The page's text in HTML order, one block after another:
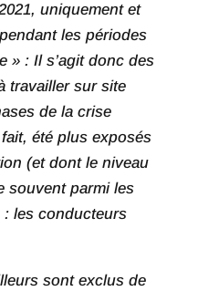
uniquement et
les périodes
» : Il s’agit donc des
travailler sur site
de la crise
été plus exposés
(et dont le niveau
souvent parmi les
: les conducteurs
sont exclus de